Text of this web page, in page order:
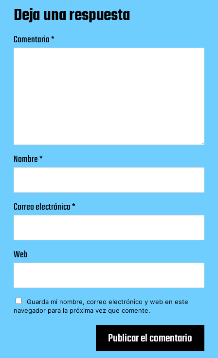
Deja una respuesta
Comentario*
Nombre*
Correo electrónico*
Web
Guarda mi nombre, correo electrónico y web en este
navegador para la próxima vez que comente.